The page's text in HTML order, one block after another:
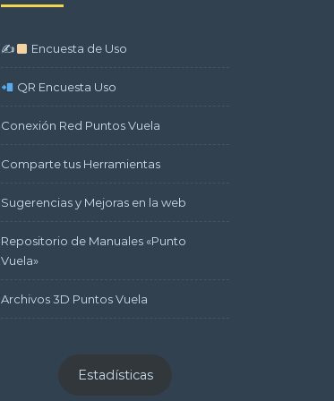
✍ Encuesta de Uso
QR Encuesta Uso
Conexión Red Puntos Vuela
Comparte tus Herramientas
Sugerencias y Mejoras en la web
Repositorio de Manuales «Punto
Vuela»
Archivos 3D Puntos Vuela
Estadísticas